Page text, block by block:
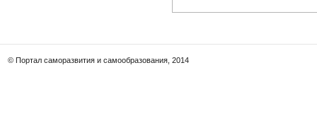
© Портал саморазвития и самообразования, 2014